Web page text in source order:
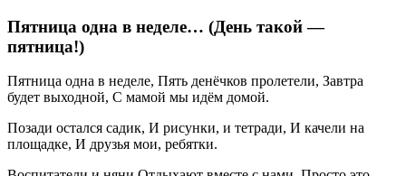
Пятница одна в неделе… (День такой —
пятница!)
Пятница одна в неделе, Пять денёчков пролетели, Завтра
будет выходной, С мамой мы идём домой.
Позади остался садик, И рисунки, и тетради, И качели на
площадке, И друзья мои, ребятки.